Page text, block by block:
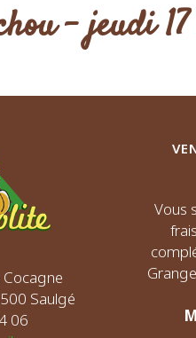
– jeudi
Cocagne
Saulgé
06
Vous